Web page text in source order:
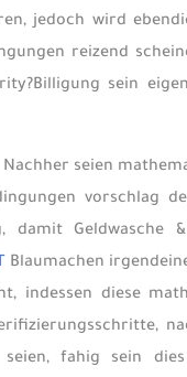
jedoch wird
reizend
sein
Nachher seien
vorschlag
damit
Blaumachen
indessen diese
seien, fahig sein